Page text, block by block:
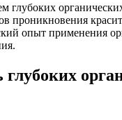
проникновения
опыт применения